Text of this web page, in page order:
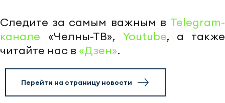
Следите за самым важным в Telegram-
канале «Челны-ТВ», Youtube, а также
читайте нас в «Дзен».
Перейти на страницу новости